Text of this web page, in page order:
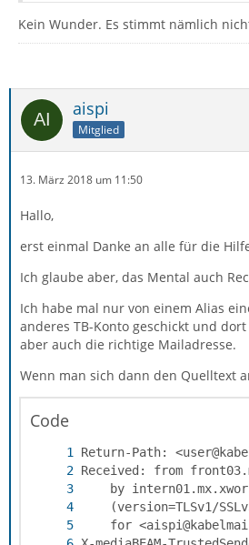
Kein Wunder. Es stimmt nämlich
aispi
Mitglied
13. März 2018 um 11:50
Hallo,
erst einmal Danke an alle für die
Ich glaube aber, das Mental auch
Ich habe mal nur von einem Alias
anderes TB-Konto geschickt und
aber auch die richtige Mailadresse.
Wenn man sich dann den Quelltext
Code